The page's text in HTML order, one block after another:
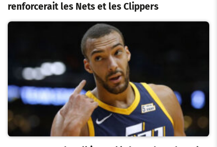
renforcerait les Nets et les Clippers